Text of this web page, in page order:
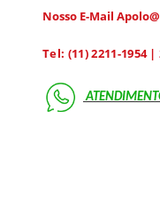
Nosso E-Mail
Tel: (11) 2211-1954 |